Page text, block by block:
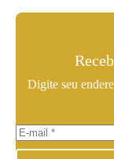
Digite seu